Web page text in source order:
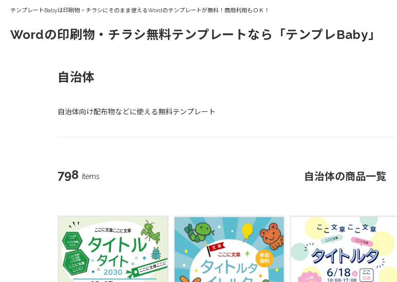
テンプレートBabyは印刷物・チラシにそのまま使えるWordのテンプレートが無料！商用利用もＯＫ！
Wordの印刷物・チラシ無料テンプレートなら「テンプレBaby」
自治体
自治体向け配布物などに使える無料テンプレート
自治体の商品一覧
798 items